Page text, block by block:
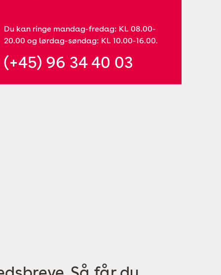
Du kan ringe mandag-fredag: Kl. 08.00-
20.00 og lørdag-søndag: Kl. 10.00-16.00.
(+45) 96 34 40 03